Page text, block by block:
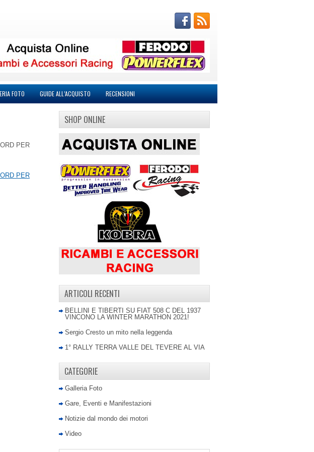
FOTO GUIDE ALL’ACQUISTO RECENSIONI
PER
PER
SHOP ONLINE
ARTICOLI RECENTI
BELLINI E TIBERTI SU FIAT 508 C DEL 1937
VINCONO LA WINTER MARATHON 2021!
Sergio Cresto un mito nella leggenda
1° RALLY TERRA VALLE DEL TEVERE AL VIA
CATEGORIE
Galleria Foto
Gare, Eventi e Manifestazioni
Notizie dal mondo dei motori
Video